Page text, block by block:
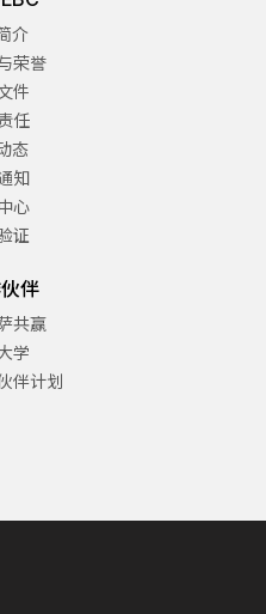
介
荣誉
件
任
态
知
心
证
伴
共赢
学
伴计划